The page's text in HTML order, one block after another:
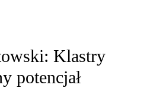
Klastry
potencjał